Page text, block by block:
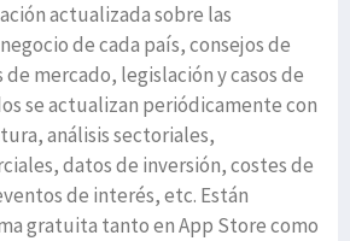
actualizada sobre las
de cada país, consejos de
mercado, legislación y casos de
se actualizan periódicamente con
análisis sectoriales,
datos de inversión, costes de
de interés, etc. Están
gratuita tanto en App Store como